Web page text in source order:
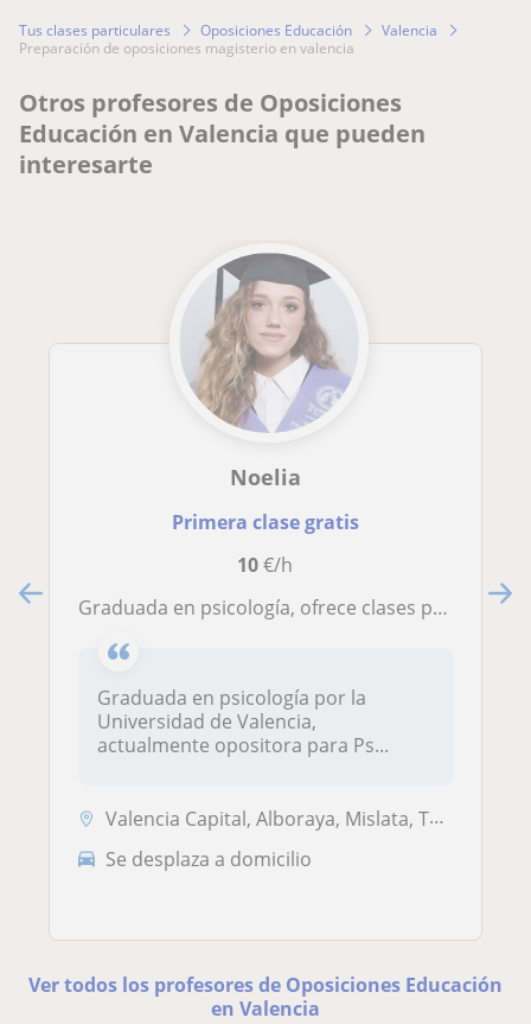
Tus clases particulares Oposiciones Educación
Valencia
preparación de oposiciones magisterio en valencia
Otros profesores de Oposiciones
Educación en Valencia que pueden
interesarte
Noelia
Primera clase gratis
10€/h
Graduada en psicología, ofrece clases particulares a niños de todas las edades de primaria y ESO
Graduada en psicología por la
Universidad de Valencia,
actualmente opositora para Ps...
Valencia Capital, Alboraya, Mislata, Tavernes Blanques
Se desplaza a domicilio
Ver todos los profesores de Oposiciones Educación
en Valencia